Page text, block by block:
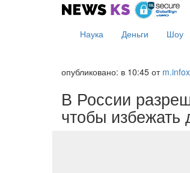
Наука Деньги Шоу
опубликовано: в 10:45 от
В России
чтобы